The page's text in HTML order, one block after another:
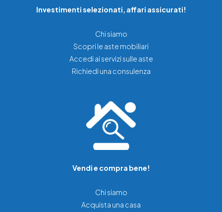
Investimenti selezionati, affari assicurati!
Chi siamo
Scopri le aste mobiliari
Accedi ai servizi sulle aste
Richiedi una consulenza
Vendi e compra bene!
Chi siamo
Acquista una casa